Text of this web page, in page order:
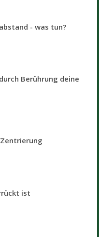
- was tun?
Berührung deine
ist